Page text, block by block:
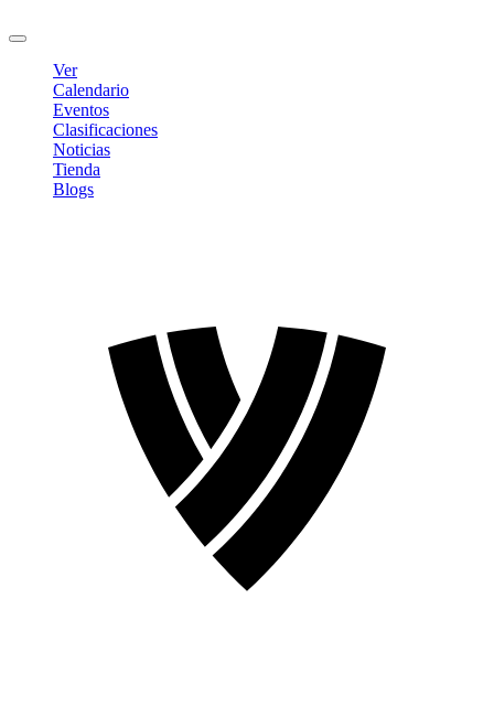
Ver
Calendario
Eventos
Clasificaciones
Noticias
Tienda
Blogs